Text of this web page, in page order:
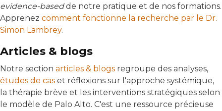
evidence-basedde notre pratique et de nos formations.
Apprenez comment fonctionne la recherche par le Dr.
Simon Lambrey.
Articles & blogs
Notre section articles & blogs regroupe des analyses,
études de cas et réflexions sur l'approche systémique,
la thérapie brève et les interventions stratégiques selon
le modèle de Palo Alto. C'est une ressource précieuse